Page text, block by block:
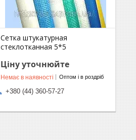
Сетка штукатурная
стеклотканная 5*5
Ціну уточнюйте
Немає в наявності Оптом і в роздріб
+380 (44) 360-57-27